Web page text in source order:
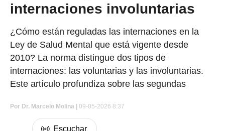
internaciones involuntarias
¿Cómo están reguladas las internaciones en la
Ley de Salud Mental que está vigente desde
2010? La norma distingue dos tipos de
internaciones: las voluntarias y las involuntarias.
Este artículo profundiza sobre las segundas
Por Dr. Marcelo Molina | 09-05-2026 8:37